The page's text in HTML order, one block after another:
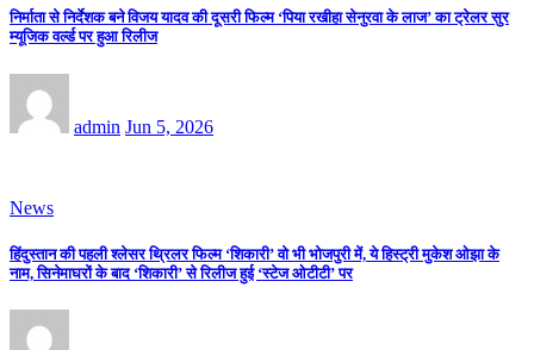
निर्माता से निर्देशक बने विजय यादव की दूसरी फिल्म ‘पिया रखीहा सेनुरवा के लाज’ का ट्रेलर सुर
म्यूजिक वर्ल्ड पर हुआ रिलीज
admin Jun 5, 2026
News
हिंदुस्तान की पहली श्लेसर थ्रिलर फिल्म ‘शिकारी’ वो भी भोजपुरी में, ये हिस्ट्री मुकेश ओझा के
नाम, सिनेमाघरों के बाद ‘शिकारी’ से रिलीज हुई ‘स्टेज ओटीटी’ पर